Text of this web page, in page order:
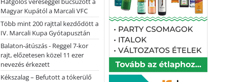
Magyar Kupától a Marcali VFC
Több mint 200 rajttal kezdődött a
IV. Marcali Kupa Gyótapusztán
Balaton-átúszás - Reggel 7-kor
rajt, előzetesen közel 11 ezer
nevezés érkezett
Kékszalag – Befutott a tókerülő